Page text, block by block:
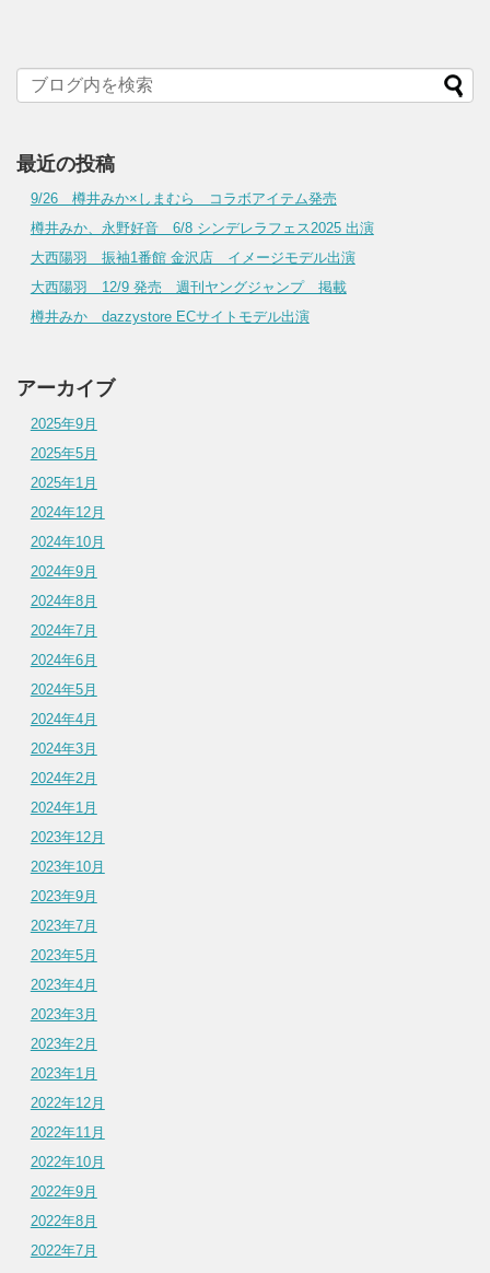
最近の投稿
9/26 樽井みか×しまむら コラボアイテム発売
樽井みか、永野好音 6/8 シンデレラフェス2025 出演
大西陽羽 振袖1番館 金沢店 イメージモデル出演
大西陽羽 12/9 発売 週刊ヤングジャンプ 掲載
樽井みか dazzystore ECサイトモデル出演
アーカイブ
2025年9月
2025年5月
2025年1月
2024年12月
2024年10月
2024年9月
2024年8月
2024年7月
2024年6月
2024年5月
2024年4月
2024年3月
2024年2月
2024年1月
2023年12月
2023年10月
2023年9月
2023年7月
2023年5月
2023年4月
2023年3月
2023年2月
2023年1月
2022年12月
2022年11月
2022年10月
2022年9月
2022年8月
2022年7月